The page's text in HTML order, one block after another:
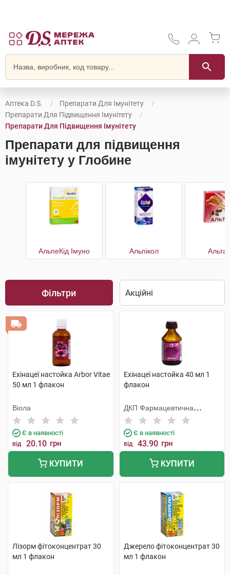
Аптека D.S.
Препарати Для Імунітету
Препарати Для Підвищення Імунітету
Препарати Для Підвищення Імунітету
Препарати для підвищення
імунітету у Глобине
АльпеКід Імуно Альпікол
Фільтри
Ехінацеї настойка Arbor Vitae
50 мл 1 флакон
Віола
Є в наявності
від 20.10 грн
КУПИТИ
Ехінацеї настойка 40 мл 1
флакон
ДКП Фармацевтична
фабрика
Є в наявності
від 43.90 грн
КУПИТИ
Лізорм фітоконцентрат 30
мл 1 флакон
Джерело фітоконцентрат 30
мл 1 флакон